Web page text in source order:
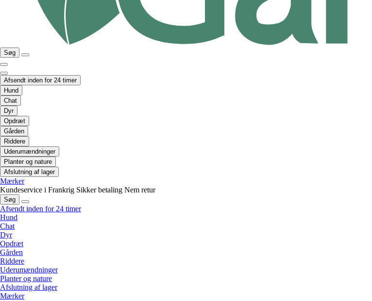
Søg
Afsendt inden for 24 timer
Hund
Chat
Dyr
Opdræt
Gården
Riddere
Uderumændninger
Planter og nature
Afslutning af lager
Mærker
Kundeservice i Frankrig Sikker betaling Nem retur
Søg
Afsendt inden for 24 timer
Hund
Chat
Dyr
Opdræt
Gården
Riddere
Uderumændninger
Planter og nature
Afslutning af lager
Mærker